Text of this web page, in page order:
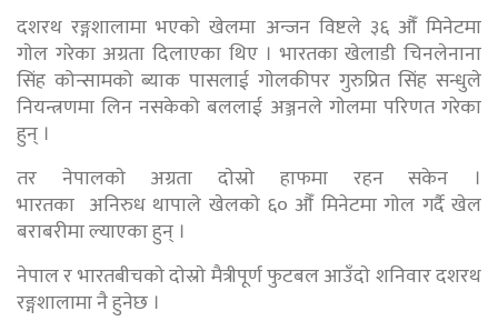
दशरथ रङ्गशालामा भएकाे खेलमा अन्जन विष्टले ३६ औँ मिनेटमा
गाेल गरेका अग्रता दिलाएका थिए । भारतका खेलाडी चिनलेनाना
सिंह कोन्सामको ब्याक पासलाई गाेलकीपर गुरुप्रित सिंह सन्धुले
नियन्त्रणमा लिन नसकेको बललाई अञ्जनले गाेलमा परिणत गरेका
हुन् ।
तर नेपालकाे अग्रता दाेस्राे हाफमा रहन सकेन ।
भारतका अनिरुध थापाले खेलकाे ६० औँ मिनेटमा गाेल गर्दै खेल
बराबरीमा ल्याएका हुन् ।
नेपाल र भारतबीचकाे दाेस्राे मैत्रीपूर्ण फुटबल आउँदाे शनिवार दशरथ
रङ्गशालामा नै हुनेछ ।